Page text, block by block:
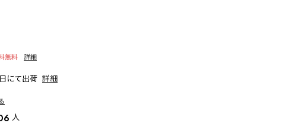
無料
詳細
にて出荷 詳細
人